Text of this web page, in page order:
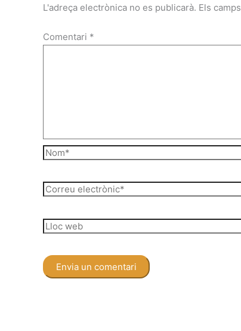
L'adreça electrònica no es publicarà. Els
Comentari *
Nom*
Correu
Lloc